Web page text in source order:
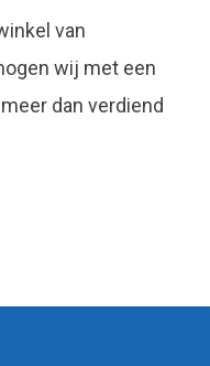
van
wij met een
dan verdiend